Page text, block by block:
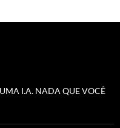
I.A. NADA QUE VOCÊ